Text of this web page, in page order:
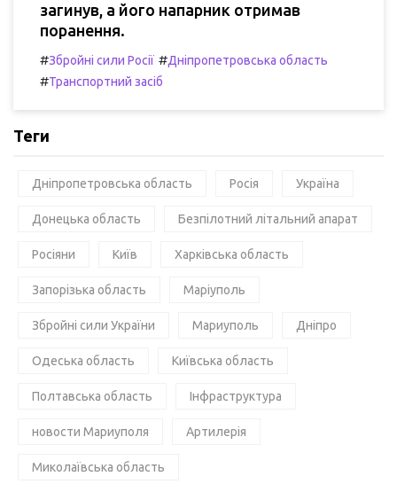
загинув, а його напарник отримав
поранення.
#Збройні сили Росії #Дніпропетровська область
#Транспортний засіб
Теги
Дніпропетровська область Росія Україна
Донецька область Безпілотний літальний апарат
Росіяни Київ Харківська область
Запорізька область Маріуполь
Збройні сили України Мариуполь Дніпро
Одеська область Київська область
Полтавська область Інфраструктура
новости Мариуполя Артилерія
Миколаївська область